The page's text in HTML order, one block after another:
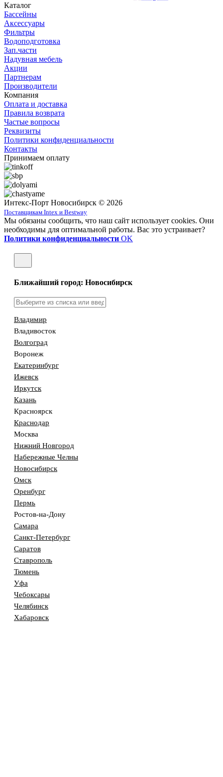
Каталог
Бассейны
Аксессуары
Фильтры
Водоподготовка
Зап.части
Надувная мебель
Акции
Партнерам
Производители
Компания
Оплата и доставка
Правила возврата
Частые вопросы
Реквизиты
Политики конфиденциальности
Контакты
Принимаем оплату
Интекс-Порт Новосибирск © 2026
Поставщикам Intex и Bestway
Мы обязаны сообщить, что наш сайт использует cookies. Они
необходимы для оптимальной работы. Вас это устраивает?
Политики конфиденциальности OK
Ближайший город: Новосибирск
Владимир
Владивосток
Волгоград
Воронеж
Екатеринбург
Ижевск
Иркутск
Казань
Красноярск
Краснодар
Москва
Нижний Новгород
Набережные Челны
Новосибирск
Омск
Оренбург
Пермь
Ростов-на-Дону
Самара
Санкт-Петербург
Саратов
Ставрополь
Тюмень
Уфа
Чебоксары
Челябинск
Хабаровск